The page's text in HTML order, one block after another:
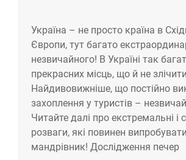
Україна – не просто країна в
Європи, тут багато
незвичайного! В Україні так
прекрасних місць, що й не
Найдивовижніше, що постійно
захоплення у туристів –
Читайте далі про екстремальні і
розваги, які повинен
мандрівник! Дослідження печер